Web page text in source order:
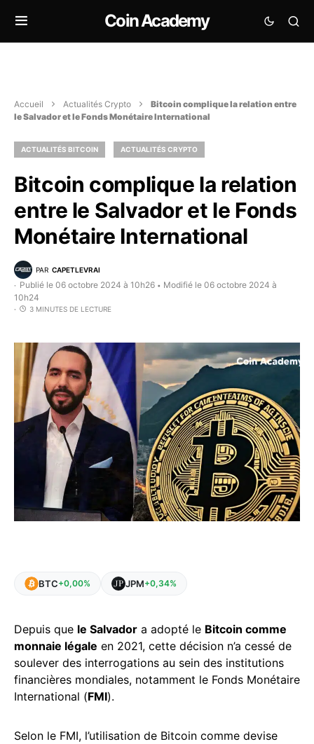
Coin Academy
Accueil Actualités Crypto
Bitcoin complique la relation entre
le Salvador et le Fonds Monétaire International
ACTUALITÉS BITCOIN ACTUALITÉS CRYPTO
Bitcoin complique la relation
entre le Salvador et le Fonds
Monétaire International
PAR CAPETLEVRAI
Publié le 06 octobre 2024 à 10h26 • Modifié le 06 octobre 2024 à
10h24
3 MINUTES DE LECTURE
BTC+0,00% JPM+0,34%
Depuis que le Salvador a adopté le Bitcoin comme
monnaie légale en 2021, cette décision n’a cessé de
soulever des interrogations au sein des institutions
financières mondiales, notamment le Fonds Monétaire
International (FMI).
Selon le FMI, l’utilisation de Bitcoin comme devise